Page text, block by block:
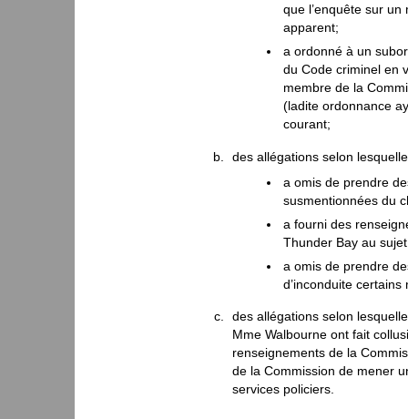
que l’enquête sur
apparent;
a ordonné à un
du Code criminel en
membre de la
(ladite ordonnance
courant;
des allégations selon
a omis de prendre
susmentionnées du
a fourni des
Thunder Bay au
a omis de prendre
d’inconduite
des allégations selon
Mme Walbourne ont fait
renseignements de la
de la Commission de mener
services policiers.